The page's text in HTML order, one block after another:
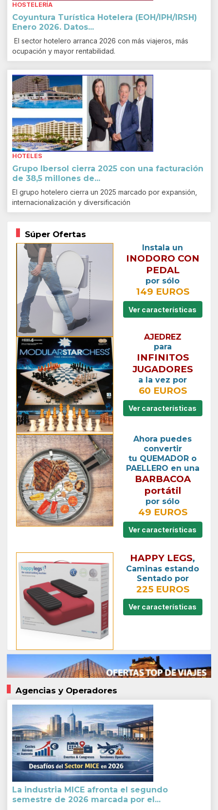
HOSTELERÍA
Coyuntura Turística Hotelera (EOH/IPH/IRSH)
Enero 2026. Datos...
El sector hotelero arranca 2026 con más viajeros, más
ocupación y mayor rentabilidad.
HOTELES
Grupo Ibersol cierra 2025 con una facturación
de 38,5 millones de...
El grupo hotelero cierra un 2025 marcado por expansión,
internacionalización y diversificación
Súper Ofertas
Instala un
INODORO CON
PEDAL
por sólo
149 EUROS
Ver características
AJEDREZ
para
INFINITOS
JUGADORES
a la vez por
60 EUROS
Ver características
Ahora puedes
convertir
tu QUEMADOR o
PAELLERO en una
BARBACOA
portátil
por sólo
49 EUROS
Ver características
HAPPY LEGS,
Caminas estando
Sentado por
225 EUROS
Ver características
Agencias y Operadores
La industria MICE afronta el segundo
semestre de 2026 marcada por el...